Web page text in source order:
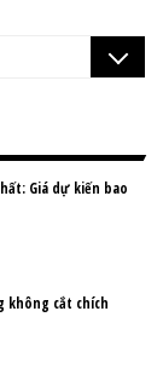
Giá dự kiến bao
không cắt chích